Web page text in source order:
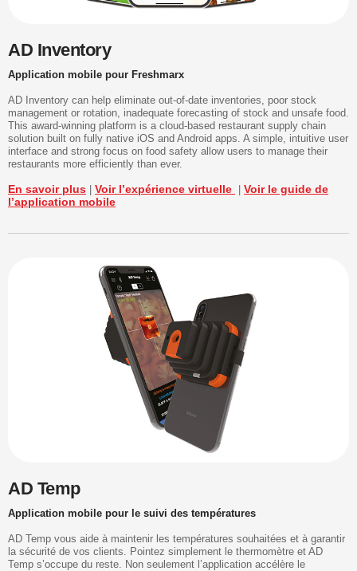
AD Inventory
Application mobile pour Freshmarx
AD Inventory can help eliminate out-of-date inventories, poor stock
management or rotation, inadequate forecasting of stock and unsafe food.
This award-winning platform is a cloud-based restaurant supply chain
solution built on fully native iOS and Android apps. A simple, intuitive user
interface and strong focus on food safety allow users to manage their
restaurants more efficiently than ever.
En savoir plus Voir l’expérience virtuelle
Voir le guide de
l’application mobile
AD Temp
Application mobile pour le suivi des températures
AD Temp vous aide à maintenir les températures souhaitées et à garantir
la sécurité de vos clients. Pointez simplement le thermomètre et AD
Temp s’occupe du reste. Non seulement l’application accélère le